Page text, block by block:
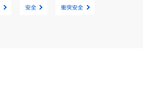
安全 衝突安全